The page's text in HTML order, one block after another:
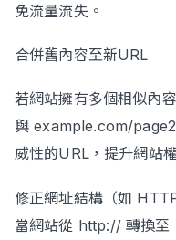
免流量流失。
合併舊內容至新URL
若網站擁有多個相似內
與 example.com/
威性的URL，提升網站
修正網址結構（如
當網站從 http:// 轉換至